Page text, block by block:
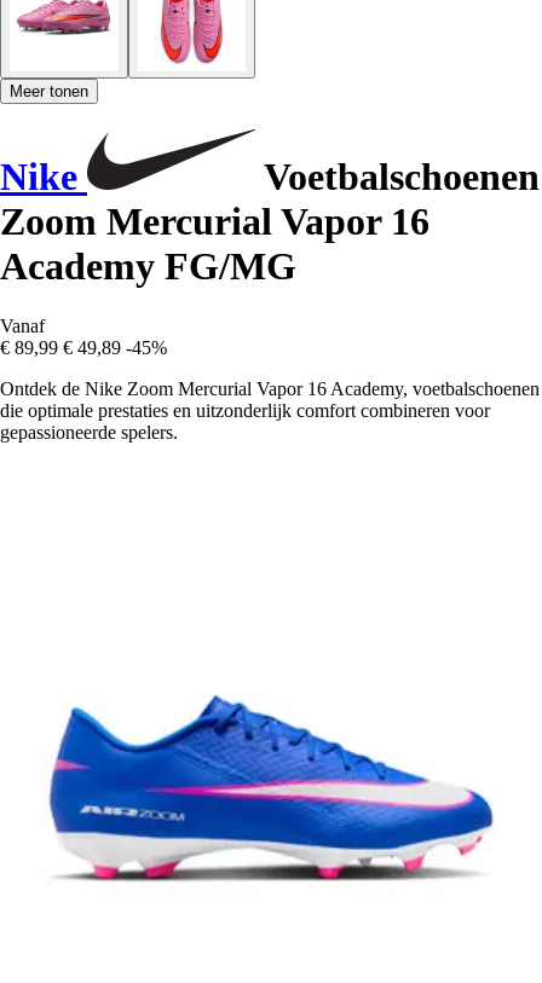
Meer tonen
Nike
Voetbalschoenen
Zoom Mercurial Vapor 16
Academy FG/MG
Vanaf
€ 89,99 € 49,89 -45%
Ontdek de Nike Zoom Mercurial Vapor 16 Academy, voetbalschoenen
die optimale prestaties en uitzonderlijk comfort combineren voor
gepassioneerde spelers.